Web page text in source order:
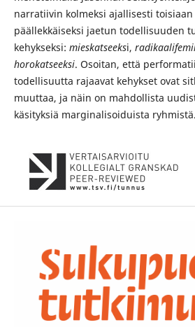
narratiivin kolmeksi ajallisesti toisiaan
päällekkäiseksi jaetun todellisuuden
kehykseksi: mieskatseeksi,
horokatseeksi. Osoitan, että
todellisuutta rajaavat kehykset ovat
muuttaa, ja näin on mahdollista
käsityksiä marginalisoiduista ryhmistä.